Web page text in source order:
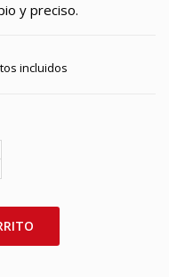
y preciso.
incluidos